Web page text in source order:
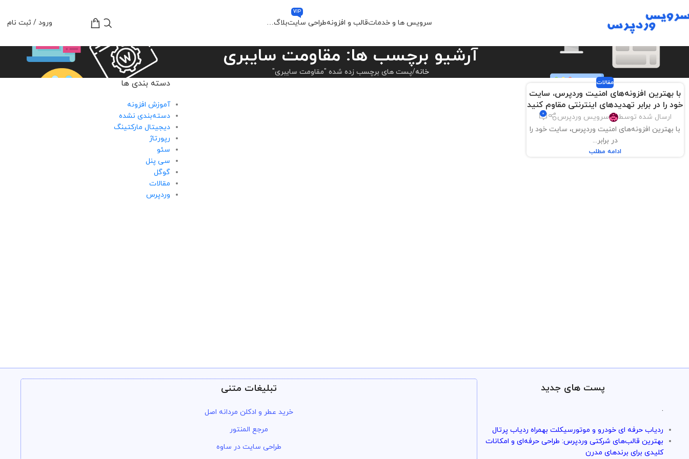
سرویس ها و خدماتقالب و افزونهطراحی سایت
VIP
بلاگ… ورود / ثبت نام
آرشیو برچسب ها: مقاومت سایبری
خانه پست های برچسب زده شده "مقاومت سایبری"
مقالات
با بهترین افزونه‌های امنیت وردپرس، سایت
خود را در برابر تهدیدهای اینترنتی مقاوم کنید
ارسال شده توسط سرویس وردپرس 0
با بهترین افزونه‌های امنیت وردپرس، سایت خود را
در برابر...
ادامه مطلب
دسته بندی ها
آموزش افزونه
دسته‌بندی نشده
دیجیتال مارکتینگ
رپورتاژ
سئو
سی پنل
گوگل
مقالات
وردپرس
پست های جدید
.
ردیاب حرفه ای خودرو و موتورسیکلت بهمراه ردیاب پرتال
بهترین قالب‌های شرکتی وردپرس: طراحی حرفه‌ای و امکانات
کلیدی برای برندهای مدرن
تبلیغات متنی
خرید عطر و ادکلن مردانه اصل
مرجع المنتور
طراحی سایت در ساوه